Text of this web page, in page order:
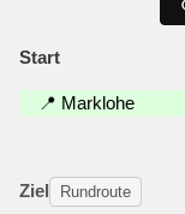
Start
📍 Marklohe
Ziel Rundroute